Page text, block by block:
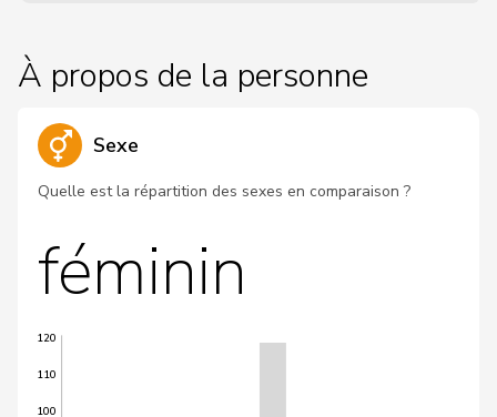
À propos de la personne
Sexe
Quelle est la répartition des sexes en comparaison ?
féminin
100
110
120